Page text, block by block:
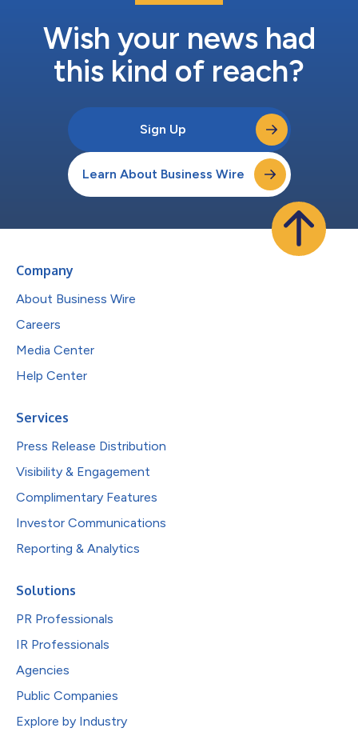
Wish your news had
this kind of reach?
Sign Up
Learn About Business Wire
Company
About Business Wire
Careers
Media Center
Help Center
Services
Press Release Distribution
Visibility & Engagement
Complimentary Features
Investor Communications
Reporting & Analytics
Solutions
PR Professionals
IR Professionals
Agencies
Public Companies
Explore by Industry